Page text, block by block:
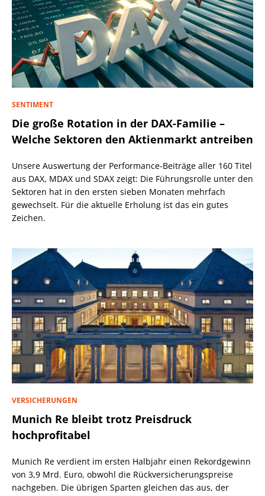
SENTIMENT
Die große Rotation in der DAX-Familie –
Welche Sektoren den Aktienmarkt antreiben
Unsere Auswertung der Performance-Beiträge aller 160 Titel
aus DAX, MDAX und SDAX zeigt: Die Führungsrolle unter den
Sektoren hat in den ersten sieben Monaten mehrfach
gewechselt. Für die aktuelle Erholung ist das ein gutes
Zeichen.
VERSICHERUNGEN
Munich Re bleibt trotz Preisdruck
hochprofitabel
Munich Re verdient im ersten Halbjahr einen Rekordgewinn
von 3,9 Mrd. Euro, obwohl die Rückversicherungspreise
nachgeben. Die übrigen Sparten gleichen das aus, der